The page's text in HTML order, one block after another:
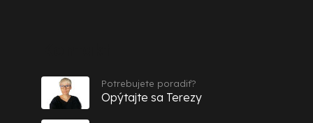
Potrebujete poradiť?
Opýtajte sa Terezy